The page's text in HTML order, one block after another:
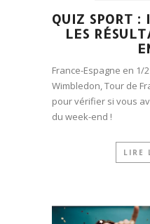
QUIZ SPORT :
LES
France-Espagne en 1/
Wimbledon, Tour de
pour vérifier si vous
du week-end !
LIRE